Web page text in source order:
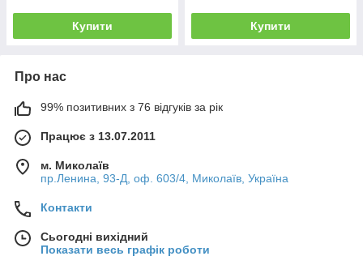
Купити Купити
Про нас
99% позитивних з 76 відгуків за рік
Працює з 13.07.2011
м. Миколаїв
пр.Ленина, 93-Д, оф. 603/4, Миколаїв, Україна
Контакти
Сьогодні вихідний
Показати весь графік роботи